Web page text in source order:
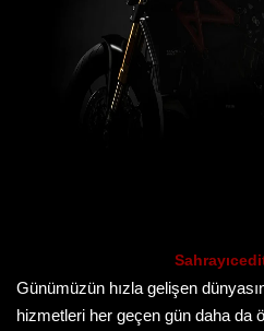
Günümüzün hızla gelişen
hizmetleri her geçen gün daha da